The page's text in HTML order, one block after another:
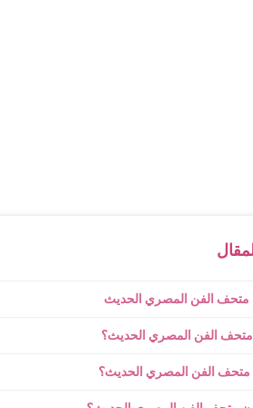
متحف الفن المصري الحديث
متحف الفن المصري الحديث؟
متحف الفن المصري الحديث؟